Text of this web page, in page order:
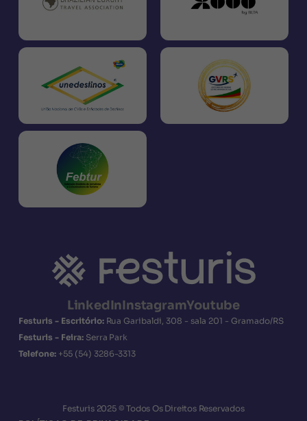
LinkedInInstagramYoutube
Festuris - Escritório: Rua Garibaldi, 308 - sala 201 - Gramado/RS
Festuris - Feira: Serra Park
Telefone: +55 (54) 3286-3313
Festuris 2025 © Todos Os Direitos Reservados